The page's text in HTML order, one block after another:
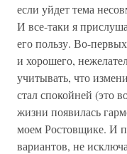
если уйдет тема
И все-таки я
его пользу. Во-
и хорошего,
учитывать, что
стал спокойней (это
жизни появилась
моем Ростовщике. И
вариантов, не